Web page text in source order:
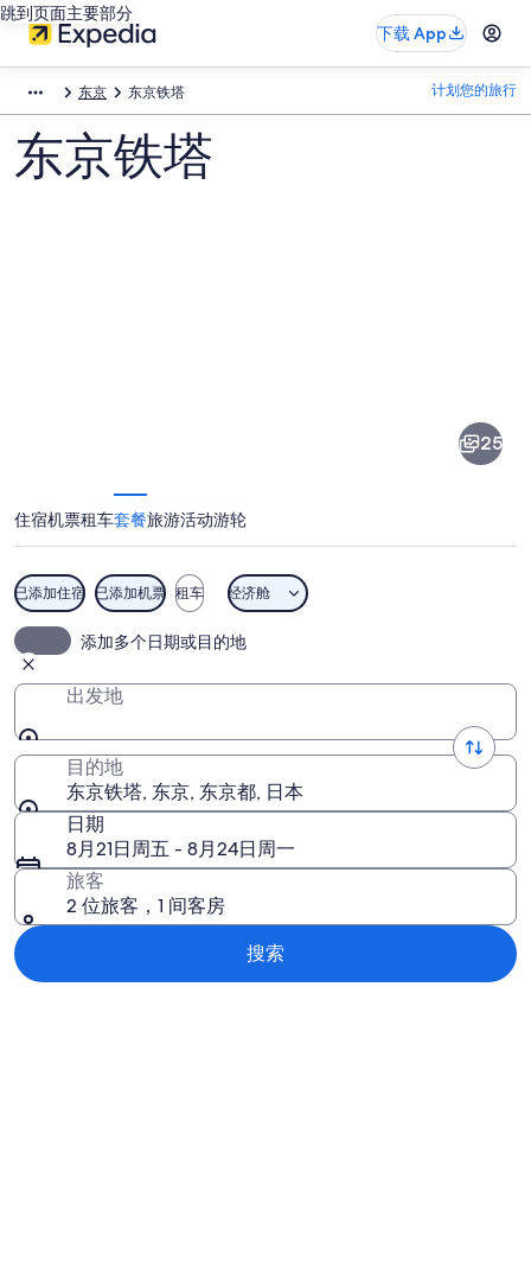
跳到页面主要部分
下载 App
东京 东京铁塔 计划您的旅行
东京铁塔
图
片
25
住宿机票租车套餐旅游活动游轮
已添加住宿 已添加机票 租车 经济舱
添加多个日期或目的地
出发地
目的地
东京铁塔, 东京, 东京都, 日本
日期
8月21日周五 - 8月24日周一
旅客
2 位旅客，1 间客房
搜索